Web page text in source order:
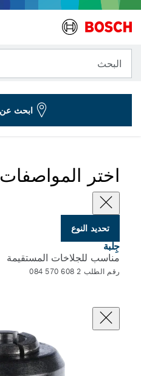
البحث
... الكابلات مع صامولة
اختر
تحديد النوع
جِلبة
مناسب للجلاخات المستقيمة
رقم الطلب 2 608 570 084
المتغير الذي اخترته
ملقمة تثبيت بصامولة
2 608 570 084
ابحث